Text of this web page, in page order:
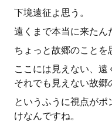
下境遠征よ思う。
遠くまで本当に来たん
ちょっと故郷のことを
ここには見えない、遠
それでも見えない故郷
というふうに視点が
けなんですね。